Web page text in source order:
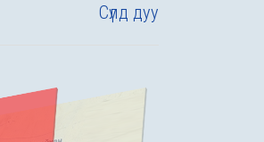
Сүлд дуу